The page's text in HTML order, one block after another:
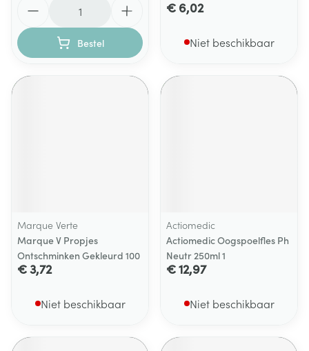
Bestel
€ 6,02
Niet beschikbaar
Marque Verte
Marque V Propjes
Ontschminken Gekleurd 100
€ 3,72
Niet beschikbaar
Actiomedic
Actiomedic Oogspoelfles Ph
Neutr 250ml 1
€ 12,97
Niet beschikbaar